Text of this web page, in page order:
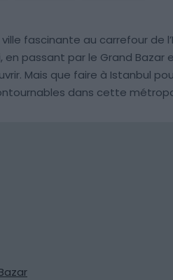
fascinante au carrefour de
en passant par le Grand Bazar
Mais que faire à Istanbul
dans cette